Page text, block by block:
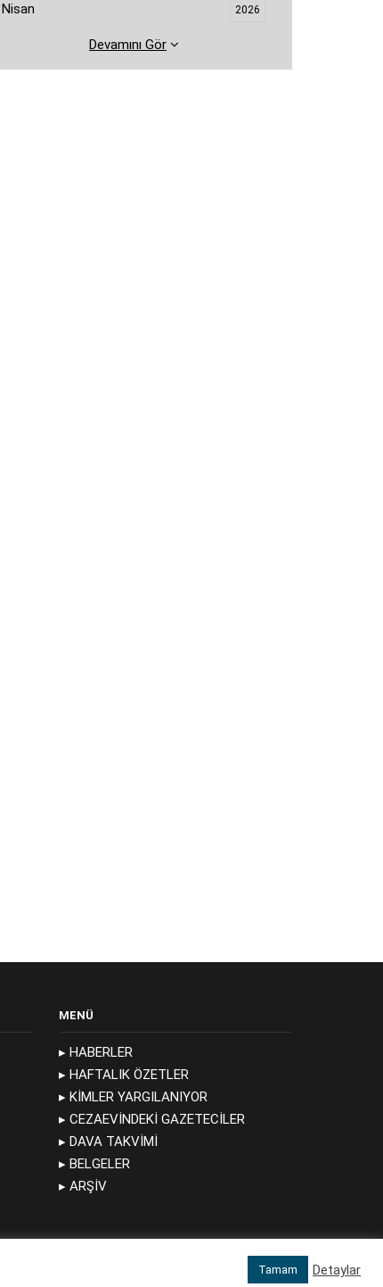
Nisan 2026
Devamını Gör
MENÜ
▸ HABERLER
▸ HAFTALIK ÖZETLER
▸ KIMLER YARGILANIYOR
▸ CEZAEVINDEKI GAZETECILER
▸ DAVA TAKVIMI
▸ BELGELER
▸ ARŞIV
Tamam Detaylar